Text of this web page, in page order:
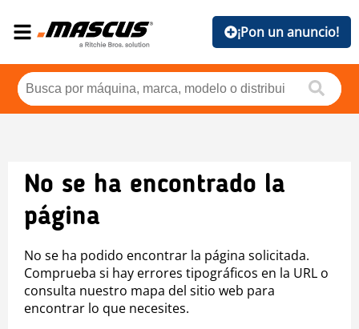
¡Pon un anuncio!
No se ha encontrado la
página
No se ha podido encontrar la página solicitada.
Comprueba si hay errores tipográficos en la URL o
consulta nuestro mapa del sitio web para
encontrar lo que necesites.